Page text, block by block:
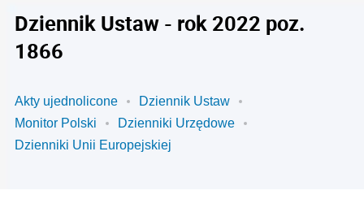
Dziennik Ustaw - rok 2022 poz.
1866
Akty ujednolicone
Dziennik Ustaw
Monitor Polski
Dzienniki Urzędowe
Dzienniki Unii Europejskiej